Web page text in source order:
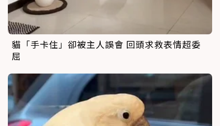
貓「手卡住」卻被主人誤會 回頭求救表情超委
屈